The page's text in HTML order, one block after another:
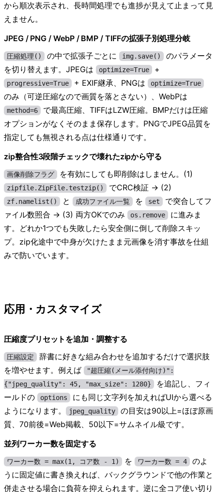
から順次表示され、長時間処理でも進捗が見えて止まって見
えません。
JPEG / PNG / WebP / BMP / TIFFの拡張子別処理分岐
圧縮処理() の中で拡張子ごとに img.save()
のパラメータ
を切り替えます。JPEGは
optimize=True +
progressive=True + EXIF継承、PNGは optimize=True
のみ（可逆圧縮なので画質を落とさない）、WebPは
method=6
で最高圧縮、TIFFはLZW圧縮。BMPだけは圧縮
オプションがなくそのまま保存します。PNGでJPEG品質を
指定しても無視される点は仕様通りです。
zip整合性3段階チェックで壊れたzipから守る
画像削除フラグ を有効にしても即削除はしません。(1)
zipfile.ZipFile.testzip() でCRC検証 → (2)
zf.namelist() と 成功ファイル一覧 を set
で突合してフ
ァイル数照合 → (3) 両方OKでのみ
os.remove
に進みま
す。どれか1つでも失敗したら安全側に倒して削除スキッ
プ。zip化途中で中身が欠けたまま元画像を消す事故を仕組
みで防いでいます。
応用・カスタマイズ
圧縮度プリセットを追加・調整する
圧縮設定
辞書に好きな組み合わせを追加するだけで選択肢
を増やせます。例えば
"超圧縮(メール添付向け)":
{"jpeg_quality": 45, "max_size": 1280}
を追記し、フィ
ールドの
options
にも同じ文字列を加えればUIから選べる
ようになります。
jpeg_quality
の目安は90以上=ほぼ原画
質、70前後=Web掲載、50以下=サムネイル級です。
並列ワーカー数を固定する
ワーカー数 = max(1, コア数 - 1) を ワーカー数 = 4
のよ
うに固定値に書き換えれば、バックグラウンドで他の作業と
併走させる場合に負荷を抑えられます。逆に全コア使い切り